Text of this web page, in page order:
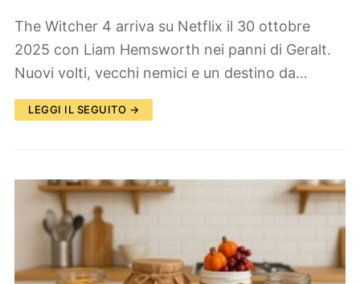
The Witcher 4 arriva su Netflix il 30 ottobre
2025 con Liam Hemsworth nei panni di Geralt.
Nuovi volti, vecchi nemici e un destino da…
LEGGI IL SEGUITO →